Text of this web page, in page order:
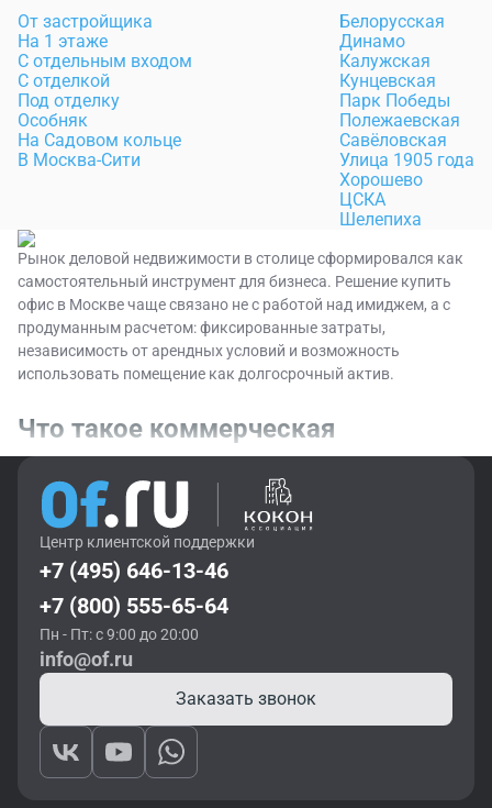
От застройщика
На 1 этаже
С отдельным входом
С отделкой
Под отделку
Особняк
На Садовом кольце
В Москва-Сити
Белорусская
Динамо
Калужская
Кунцевская
Парк Победы
Полежаевская
Савёловская
Улица 1905 года
Хорошево
ЦСКА
Шелепиха
Рынок деловой недвижимости в столице сформировался как
самостоятельный инструмент для бизнеса. Решение купить
офис в Москве чаще связано не с работой над имиджем, а с
продуманным расчетом: фиксированные затраты,
независимость от арендных условий и возможность
использовать помещение как долгосрочный актив.
Что такое коммерческая
Коммерческая недвижимость рассматривается как рабочий
актив, который используется для получения дохода и
выстраивания бизнес-процессов. Сюда входят склады,
фонд. Нежилыеобъекты могут располагаться в отдельно
стоящемздании или в бизнес-центре, использоваться под
собственный бизнес либо инвестиционную модель с
последующей
Почему покупка офиса выгоднее
аренды
Центр клиентской поддержки
+7 (495) 646-13-46
+7 (800) 555-65-64
Пн - Пт: с 9:00 до 20:00
info@of.ru
Заказать звонок